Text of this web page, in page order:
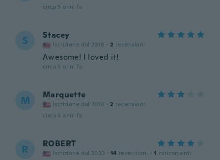
circa 5 anni fa
S Stacey
Iscrizione dal 2018 · 2 recensioni
Awesome! I loved it!
circa 5 anni fa
M Marquette
Iscrizione dal 2014 · 2 recensioni
circa 5 anni fa
R ROBERT
Iscrizione dal 2020 · 14 recensioni · 1 caricamenti